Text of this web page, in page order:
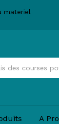
materiel
A